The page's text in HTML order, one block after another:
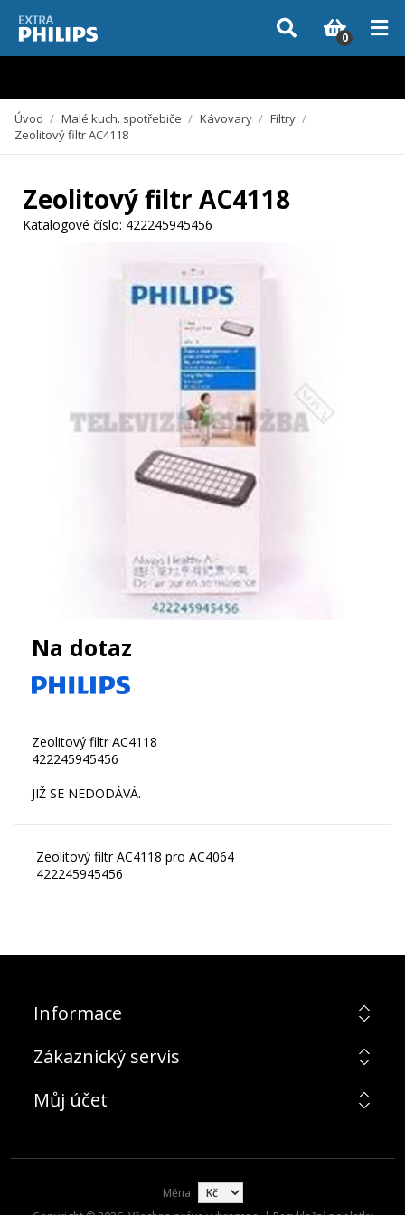
Vzhledem k aktuální situaci se může dodání dílů, které nejsou skladem,
zpozdit. Děkujeme za pochopení.
0
Úvod / Malé kuch. spotřebiče / Kávovary / Filtry /
Zeolitový filtr AC4118
Zeolitový filtr AC4118
Katalogové číslo: 422245945456
Na dotaz
Zeolitový filtr AC4118
422245945456
Zeolitový filtr AC4118 pro AC4064
422245945456
Informace
Zákaznický servis
Můj účet
Měna